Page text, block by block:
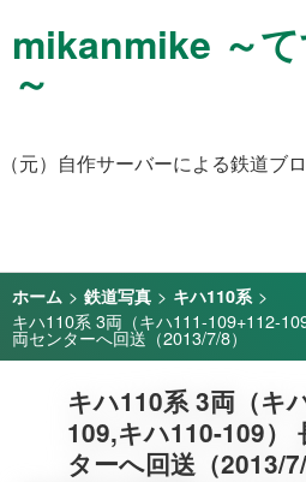
mikanmike ～
～
（元）自作サーバーによる鉄道ブ
ホーム > 鉄道写真 > キハ110系 >
キハ110系 3両（キハ111-109+112-
両センターへ回送（2013/7/8）
キハ110系 3両（キ
109,キハ110-109）
ターへ回送（2013/7/